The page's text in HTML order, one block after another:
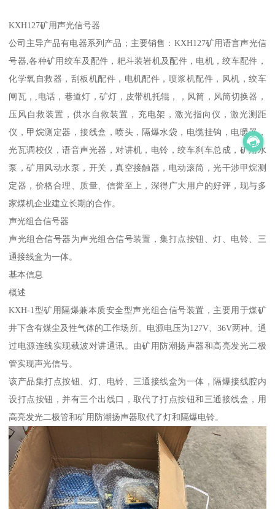
KXH127矿用声光信号器
公司主导产品有电器系列产品；主要销售：KXH127矿用语言声光信
号器,各种矿用绞车及配件，耙斗装岩机及配件，电机，绞车配件，
化学氧自救器，刮板机配件，电机配件，喷浆机配件，风机，绞车
闸瓦，,电话，巷道灯，矿灯，皮带机托辊，，风筒，风筒切换器，
压风自救装置，供水自救装置，充电架，激光指向仪，激光测距
仪，甲烷测定器，接线盒，喷头，隔爆水袋，电缆挂钩，电暖器，
光瓦调校仪，语音声光器，对讲机，电铃，绞车刹车总成，矿用水
泵，矿用风动水泵，开关，真空接触器，电动滚筒，光干涉甲烷测
定器，价格合理、质量、信誉至上，深得广大用户的好评，现与多
家煤机企业建立长期的合作。
声光组合信号器
声光组合信号器为声光组合信号装置，集打点按钮、灯、电铃、三
通接线盒为一体。
基本信息
概述
KXH-1型矿用隔爆兼本质安全型声光组合信号装置，主要用于煤矿
井下含有煤尘及性气体的工作场所。电源电压为127V、36V两种。通
过电源连线实现载波对讲通讯。由矿用防潮扬声器和高亮发光二极
管实现声光信号。
该产品集打点按钮、灯、电铃、三通接线盒为一体，隔爆接线腔内
设打点按钮，并有三个出线口，取代了打点按钮和三通接线盒，用
高亮发光二极管和矿用防潮扬声器取代了灯和隔爆电铃。